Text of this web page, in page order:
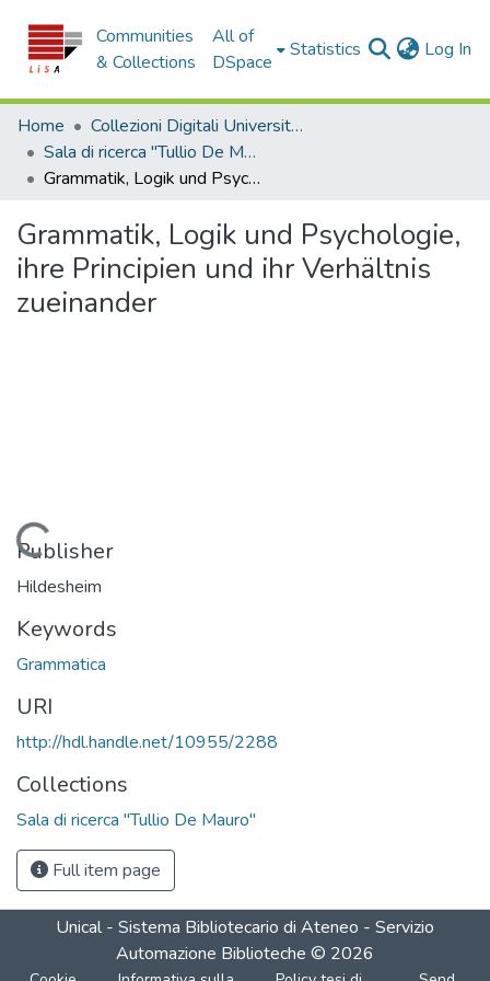
Communities
& Collections
All of
DSpace
Statistics Log In
Home
Collezioni Digitali Università della Calabria
Sala di ricerca "Tullio De Mauro"
Grammatik, Logik und Psychologie, ihre Principien und ihr Verhältnis zueinander
Grammatik, Logik und Psychologie,
ihre Principien und ihr Verhältnis
zueinander
Loading...
Publisher
Hildesheim
Keywords
Grammatica
URI
http://hdl.handle.net/10955/2288
Collections
Sala di ricerca "Tullio De Mauro"
Full item page
Unical - Sistema Bibliotecario di Ateneo - Servizio
Automazione Biblioteche © 2026